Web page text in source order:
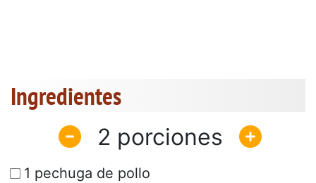
Ingredientes
2
1 pechuga de pollo